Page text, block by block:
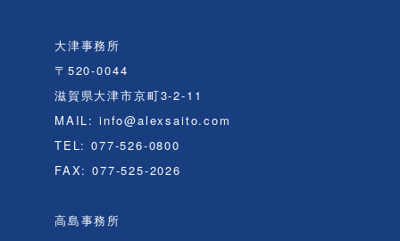
大津事務所
〒520-0044
滋賀県大津市京町3-2-11
MAIL: info@alexsaito.com
TEL: 077-526-0800
FAX: 077-525-2026
高島事務所